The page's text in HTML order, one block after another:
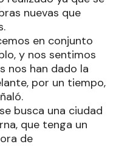
nuevas que
en conjunto
y nos sentimos
nos han dado la
por un tiempo,
busca una ciudad
que tenga un
de